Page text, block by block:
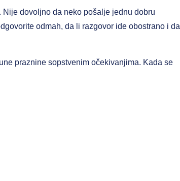
dovoljno da neko pošalje jednu dobru
odmah, da li razgovor ide obostrano i da
praznine sopstvenim očekivanjima. Kada se